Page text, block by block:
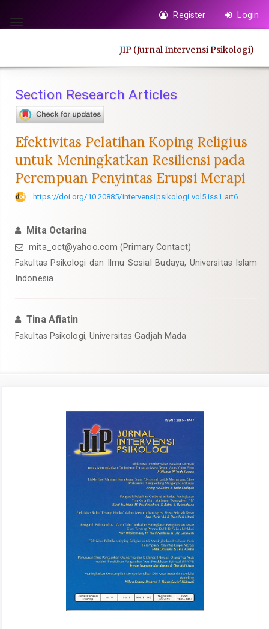
jump
content
Navigation
Main
Sidebar
Toggle
Register Login
JIP (Jurnal Intervensi Psikologi)
Section Research Articles
Efektivitas Pelatihan Koping Religius
untuk Meningkatkan Resiliensi pada
Perempuan Penyintas Erupsi Merapi
https://doi.org/10.20885/intervensipsikologi.vol5.iss1.art6
Mita Octarina
mita_oct@yahoo.com (Primary Contact)
Fakultas Psikologi dan Ilmu Sosial Budaya, Universitas Islam
Indonesia
Tina Afiatin
Fakultas Psikologi, Universitas Gadjah Mada